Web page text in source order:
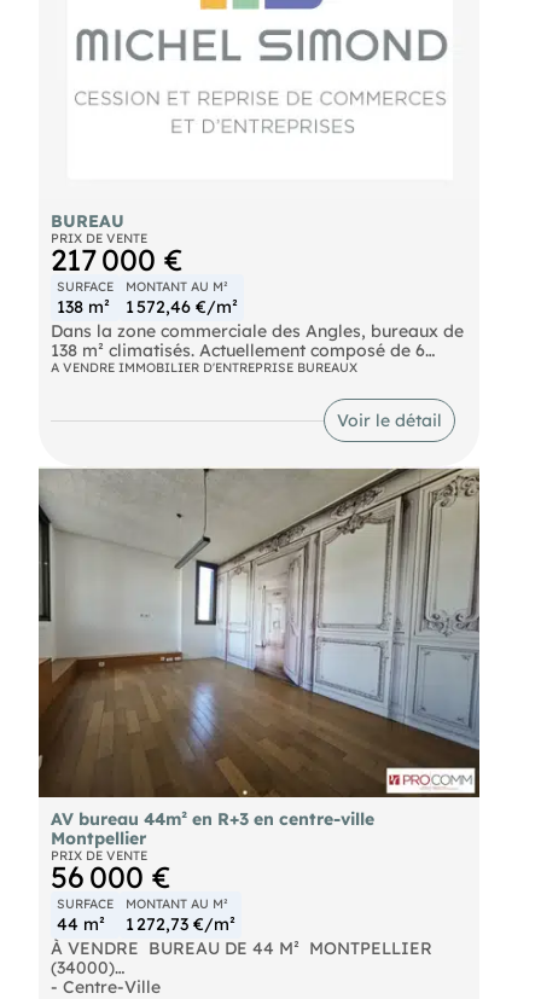
assistent les acquéreurs dans l’analyse financière,
la négociation et la prise de décision adaptée au
BUREAU
PRIX DE VENTE
217 000 €
SURFACE
138 m²
MONTANT AU M²
1 572,46 €/m²
Dans la zone commerciale des Angles, bureaux de
138 m² climatisés. Actuellement composé de 6
bureaux cloisonnés, cet espace lumineux offre peu
d'aménagement. Prix de vente : 217 000€
A VENDRE IMMOBILIER D'ENTREPRISE BUREAUX
Voir le détail
AV bureau 44m² en R+3 en centre-ville
Montpellier
PRIX DE VENTE
56 000 €
SURFACE
44 m²
MONTANT AU M²
1 272,73 €/m²
À VENDRE  BUREAU DE 44 M²  MONTPELLIER
(34000)
- Centre-Ville